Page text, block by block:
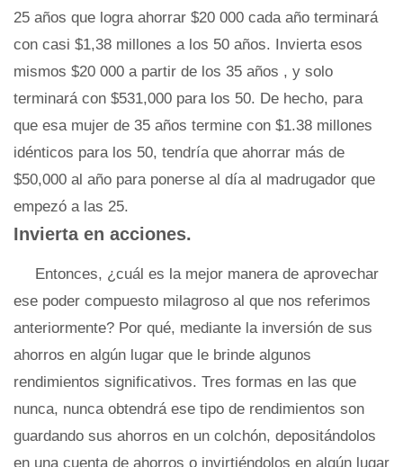
25 años que logra ahorrar $20 000 cada año terminará
con casi $1,38 millones a los 50 años. Invierta esos
mismos $20 000 a partir de los 35 años , y solo
terminará con $531,000 para los 50. De hecho, para
que esa mujer de 35 años termine con $1.38 millones
idénticos para los 50, tendría que ahorrar más de
$50,000 al año para ponerse al día al madrugador que
empezó a las 25.
Invierta en acciones.
Entonces, ¿cuál es la mejor manera de aprovechar
ese poder compuesto milagroso al que nos referimos
anteriormente? Por qué, mediante la inversión de sus
ahorros en algún lugar que le brinde algunos
rendimientos significativos. Tres formas en las que
nunca, nunca obtendrá ese tipo de rendimientos son
guardando sus ahorros en un colchón, depositándolos
en una cuenta de ahorros o invirtiéndolos en algún lugar